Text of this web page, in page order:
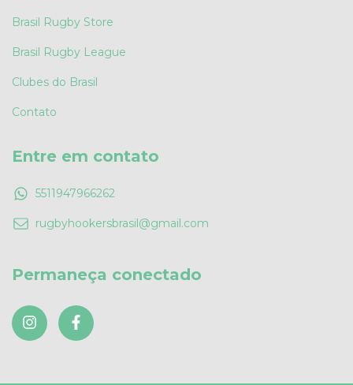
Brasil Rugby Store
Brasil Rugby League
Clubes do Brasil
Contato
Entre em contato
5511947966262
rugbyhookersbrasil@gmail.com
Permaneça conectado